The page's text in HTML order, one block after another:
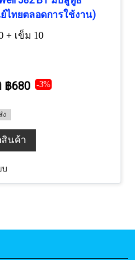
ไทยตลอดการใช้งาน)
+ เข็ม 10
฿680 -3%
ง
สินค้า
บ